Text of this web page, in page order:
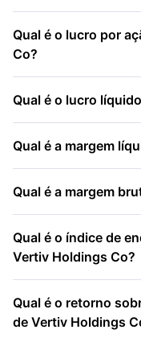
Qual é o lucro por
Co?
Qual é o lucro
Qual é a margem
Qual é a margem
Qual é o índice de
Vertiv Holdings Co?
Qual é o retorno
de Vertiv Holdings